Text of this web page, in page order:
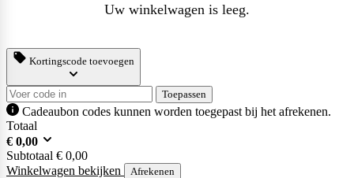
Uw winkelwagen is leeg.
Kortingscode toevoegen
Toepassen
Cadeaubon codes kunnen worden toegepast bij het afrekenen.
Totaal
€ 0,00
Subtotaal € 0,00
Winkelwagen bekijken
Afrekenen